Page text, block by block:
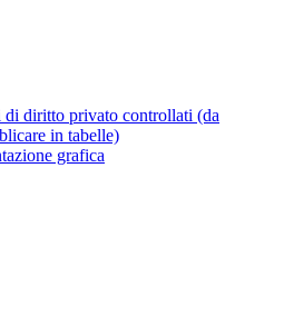
di diritto privato controllati (da
in tabelle)
grafica